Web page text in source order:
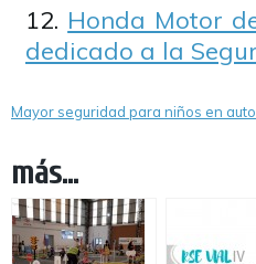
Honda Motor
dedicado a la
Mayor seguridad para niños en
más...